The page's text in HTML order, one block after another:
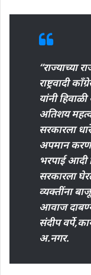
“राज्याच्या
राष्ट्रवादी
यांनी
अतिशय
सरकारला
अपमान
भरपाई आदी
सरकारला
व्यक्तींना
आवाज
संदीप
अ.नगर.